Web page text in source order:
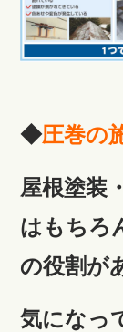
◆圧巻の
屋根塗装
はもちろ
の役割が
気になっ